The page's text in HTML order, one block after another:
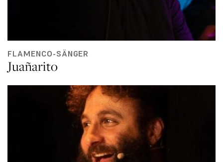
FLAMENCO-SÄNGER
Juañarito